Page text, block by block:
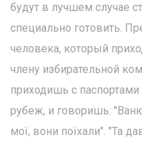
будут в лучшем случае
специально готовить.
человека, который
члену избирательной
приходишь с
рубеж, и говоришь:
мої, вони поїхали". "Та